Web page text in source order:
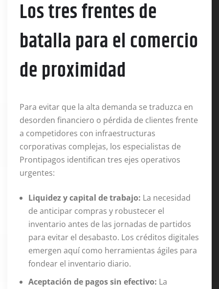
Los tres frentes de
batalla para el comercio
de proximidad
Para evitar que la alta demanda se traduzca en
desorden financiero o pérdida de clientes frente
a competidores con infraestructuras
corporativas complejas, los especialistas de
Prontipagos identifican tres ejes operativos
urgentes:
Liquidez y capital de trabajo: La necesidad
de anticipar compras y robustecer el
inventario antes de las jornadas de partidos
para evitar el desabasto. Los créditos digitales
emergen aquí como herramientas ágiles para
fondear el inventario diario.
Aceptación de pagos sin efectivo: La